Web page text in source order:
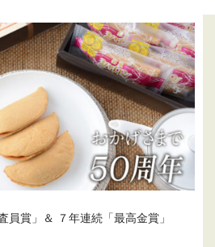
員賞」＆ ７年連続「最高金賞」